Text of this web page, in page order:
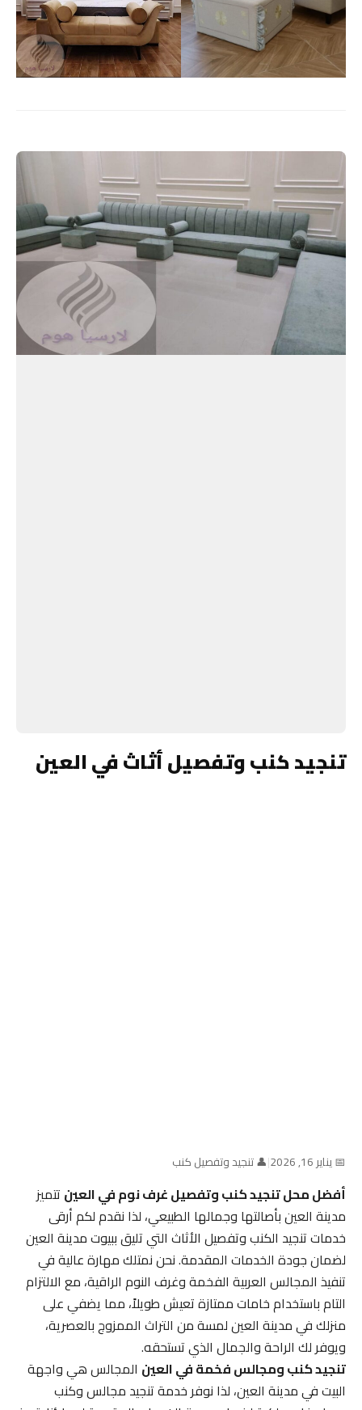
تنجيد كنب وتفصيل أثاث في العين
📅 يناير 16, 2026 |👤 تنجيد وتفصيل كنب
أفضل محل تنجيد كنب وتفصيل غرف نوم في العينتتميز
مدينة العين بأصالتها وجمالها الطبيعي، لذا نقدم لكم أرقى
خدمات تنجيد الكنب وتفصيل الأثاث التي تليق ببيوت مدينة العين
لضمان جودة الخدمات المقدمة. نحن نمتلك مهارة عالية في
تنفيذ المجالس العربية الفخمة وغرف النوم الراقية، مع الالتزام
التام باستخدام خامات ممتازة تعيش طويلاً، مما يضفي على
منزلك في مدينة العين لمسة من التراث الممزوج بالعصرية،
ويوفر لك الراحة والجمال الذي تستحقه.
تنجيد كنب ومجالس فخمة في العينالمجالس هي واجهة
البيت في مدينة العين، لذا نوفر خدمة تنجيد مجالس وكنب